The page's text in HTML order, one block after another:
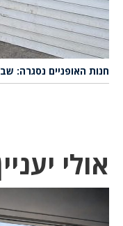
חנות האופניים נסגרה:
אולי